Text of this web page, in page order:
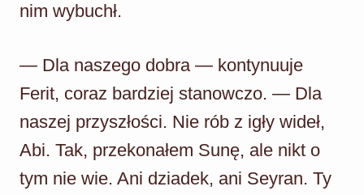
nim wybuchł.
— Dla naszego dobra — kontynuuje
Ferit, coraz bardziej stanowczo. — Dla
naszej przyszłości. Nie rób z igły wideł,
Abi. Tak, przekonałem Sunę, ale nikt o
tym nie wie. Ani dziadek, ani Seyran. Ty